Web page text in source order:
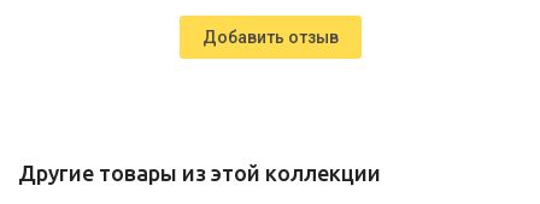
Добавить отзыв
Другие товары из этой коллекции